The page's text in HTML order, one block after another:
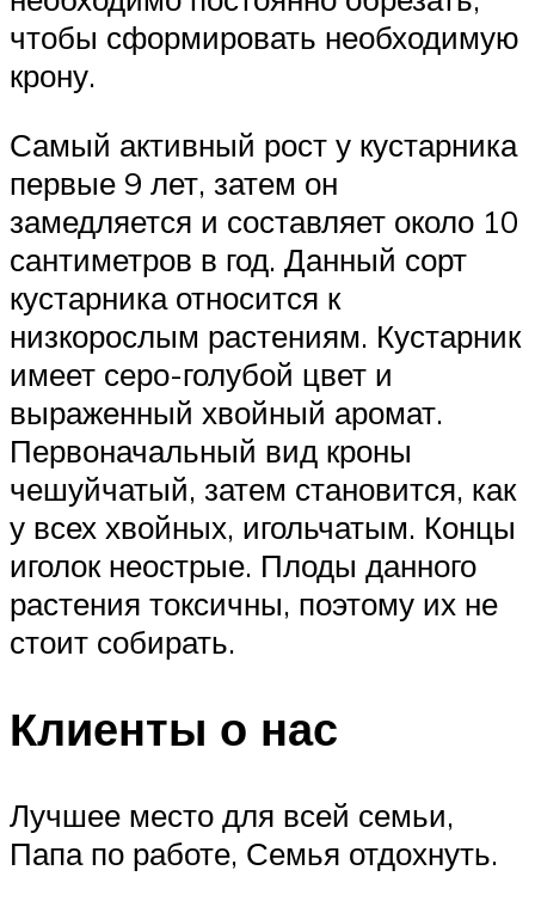
чтобы сформировать необходимую
крону.
Самый активный рост у кустарника
первые 9 лет, затем он
замедляется и составляет около 10
сантиметров в год. Данный сорт
кустарника относится к
низкорослым растениям. Кустарник
имеет серо-голубой цвет и
выраженный хвойный аромат.
Первоначальный вид кроны
чешуйчатый, затем становится, как
у всех хвойных, игольчатым. Концы
иголок неострые. Плоды данного
растения токсичны, поэтому их не
стоит собирать.
Клиенты о нас
Лучшее место для всей семьи,
Папа по работе, Семья отдохнуть.